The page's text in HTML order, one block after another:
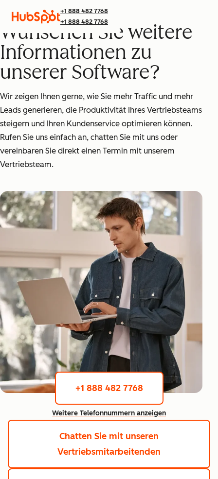
+1 888 482 7768
+1 888 482 7768
Wünschen Sie weitere
Informationen zu
unserer Software?
Wir zeigen Ihnen gerne, wie Sie mehr Traffic und mehr
Leads generieren, die Produktivität Ihres Vertriebsteams
steigern und Ihren Kundenservice optimieren können.
Rufen Sie uns einfach an, chatten Sie mit uns oder
vereinbaren Sie direkt einen Termin mit unserem
Vertriebsteam.
+1 888 482 7768
Weitere Telefonnummern anzeigen
Chatten Sie mit unseren
Vertriebsmitarbeitenden